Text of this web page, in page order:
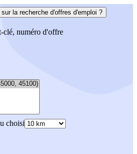
sur la recherche d'offres d'emploi ?
clé, numéro d'offre
choisi